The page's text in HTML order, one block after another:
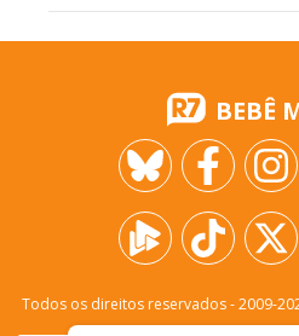
BEBÊ
Todos os direitos reservados - 2009-